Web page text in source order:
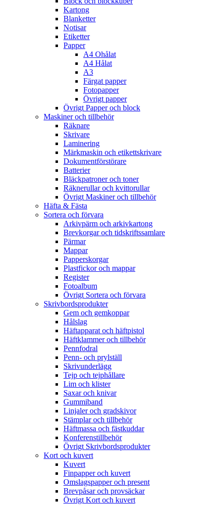
Kartong
Blanketter
Notisar
Etiketter
Papper
A4 Ohålat
A4 Hålat
A3
Färgat papper
Fotopapper
Övrigt papper
Övrigt Papper och block
Maskiner och tillbehör
Räknare
Skrivare
Laminering
Märkmaskin och etikettskrivare
Dokumentförstörare
Batterier
Bläckpatroner och toner
Räknerullar och kvittorullar
Övrigt Maskiner och tillbehör
Häfta & Fästa
Sortera och förvara
Arkivpärm och arkivkartong
Brevkorgar och tidskriftssamlare
Pärmar
Mappar
Papperskorgar
Plastfickor och mappar
Register
Fotoalbum
Övrigt Sortera och förvara
Skrivbordsprodukter
Gem och gemkoppar
Hålslag
Häftapparat och häftpistol
Häftklammer och tillbehör
Pennfodral
Penn- och prylställ
Skrivunderlägg
Tejp och tejphållare
Lim och klister
Saxar och knivar
Gummiband
Linjaler och gradskivor
Stämplar och tillbehör
Häftmassa och fästkuddar
Konferenstillbehör
Övrigt Skrivbordsprodukter
Kort och kuvert
Kuvert
Finpapper och kuvert
Omslagspapper och present
Brevpåsar och provsäckar
Övrigt Kort och kuvert